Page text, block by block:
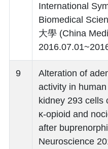
International
Biomedical
大學 (China
9
Alteration of
activity in
kidney 293 cells
κ-opioid and
after
Neuroscience